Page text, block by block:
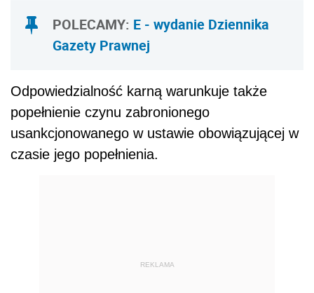
POLECAMY: E - wydanie Dziennika
Gazety Prawnej
Odpowiedzialność karną warunkuje także
popełnienie czynu zabronionego
usankcjonowanego w ustawie obowiązującej w
czasie jego popełnienia.
REKLAMA